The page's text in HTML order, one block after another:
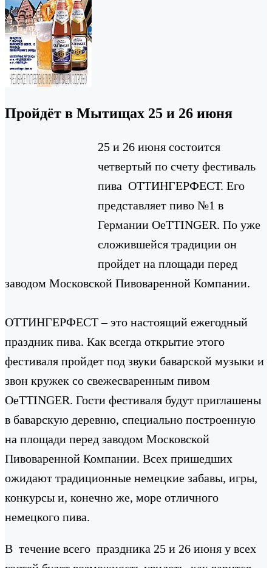
Пройдёт в Мытищах 25 и 26 июня
25 и 26 июня состоится
четвертый по счету фестиваль
пива ОТТИНГЕРФЕСТ. Его
представляет пиво №1 в
Германии OeTTINGER. По уже
сложившейся традиции он
пройдет на площади перед
заводом Московской Пивоваренной Компании.
ОТТИНГЕРФЕСТ – это настоящий ежегодный
праздник пива. Как всегда открытие этого
фестиваля пройдет под звуки баварской музыки и
звон кружек со свежесваренным пивом
OeTTINGER. Гости фестиваля будут приглашены
в баварскую деревню, специально построенную
на площади перед заводом Московской
Пивоваренной Компании. Всех пришедших
ожидают традиционные немецкие забавы, игры,
конкурсы и, конечно же, море отличного
немецкого пива.
В течение всего праздника 25 и 26 июня у всех